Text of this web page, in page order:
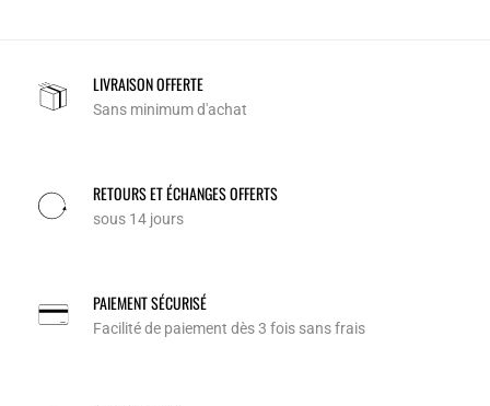
LIVRAISON OFFERTE
Sans minimum d'achat
RETOURS ET ÉCHANGES OFFERTS
sous 14 jours
PAIEMENT SÉCURISÉ
Facilité de paiement dès 3 fois sans frais